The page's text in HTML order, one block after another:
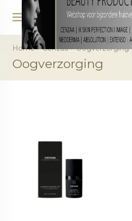
Home>Cenzaa>Oogverzorging
Oogverzorging